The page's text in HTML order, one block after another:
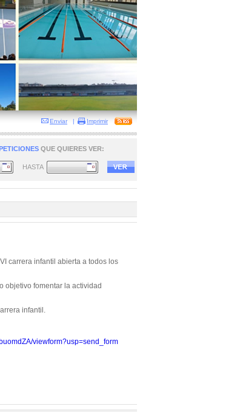
Enviar | Imprimir
QUE QUIERES VER:
HASTA
carrera infantil abierta a todos los
objetivo fomentar la actividad
infantil.
viewform?usp=send_form